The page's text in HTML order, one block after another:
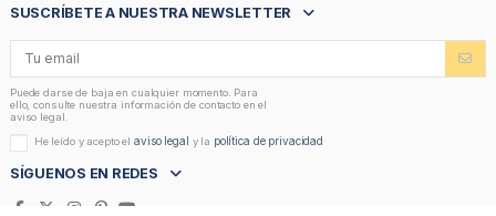
SUSCRÍBETE A NUESTRA NEWSLETTER
Puede darse de baja en cualquier momento. Para
ello, consulte nuestra información de contacto en el
aviso legal.
He leído y acepto elaviso legal y la política de privacidad
SÍGUENOS EN REDES